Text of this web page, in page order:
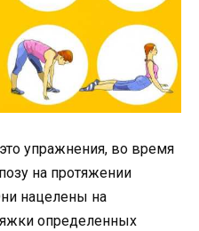
упражнения, во время
на протяжении
нацелены на
определенных